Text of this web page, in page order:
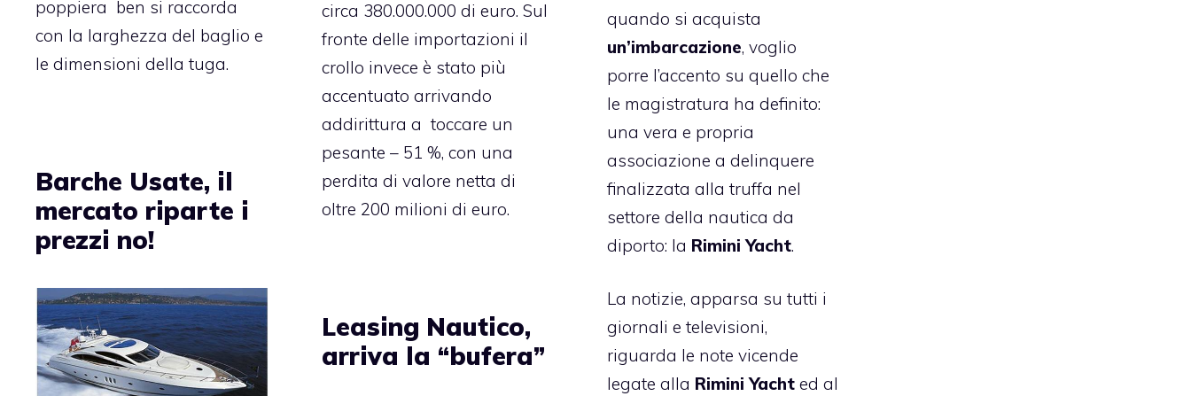
poppiera ben si raccorda
con la larghezza del baglio e
le dimensioni della tuga.
circa 380.000.000 di euro. Sul
fronte delle importazioni il
crollo invece è stato più
accentuato arrivando
addirittura a toccare un
pesante – 51 %, con una
perdita di valore netta di
oltre 200 milioni di euro.
quando si acquista
un’imbarcazione, voglio
porre l’accento su quello che
le magistratura ha definito:
una vera e propria
associazione a delinquere
finalizzata alla truffa nel
settore della nautica da
diporto: la Rimini Yacht.
La notizie, apparsa su tutti i
giornali e televisioni,
riguarda le note vicende
legate alla Rimini Yacht ed al
Barche Usate, il
mercato riparte i
prezzi no!
Leasing Nautico,
arriva la “bufera”